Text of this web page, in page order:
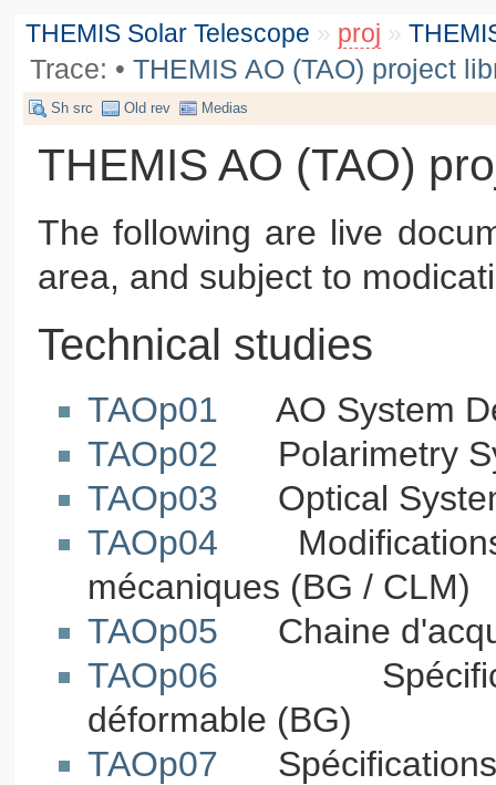
THEMIS Solar Telescope » proj »
Trace: • THEMIS AO (TAO) project
Sh src Old rev Medias
THEMIS AO (TAO)
The following are live
area, and subject to
Technical studies
TAOp01 AO System
TAOp02 Polarimetry
TAOp03 Optical
TAOp04 Modifications
mécaniques (BG / CLM)
TAOp05 Chaine
TAOp06
déformable (BG)
TAOp07 Spécifications